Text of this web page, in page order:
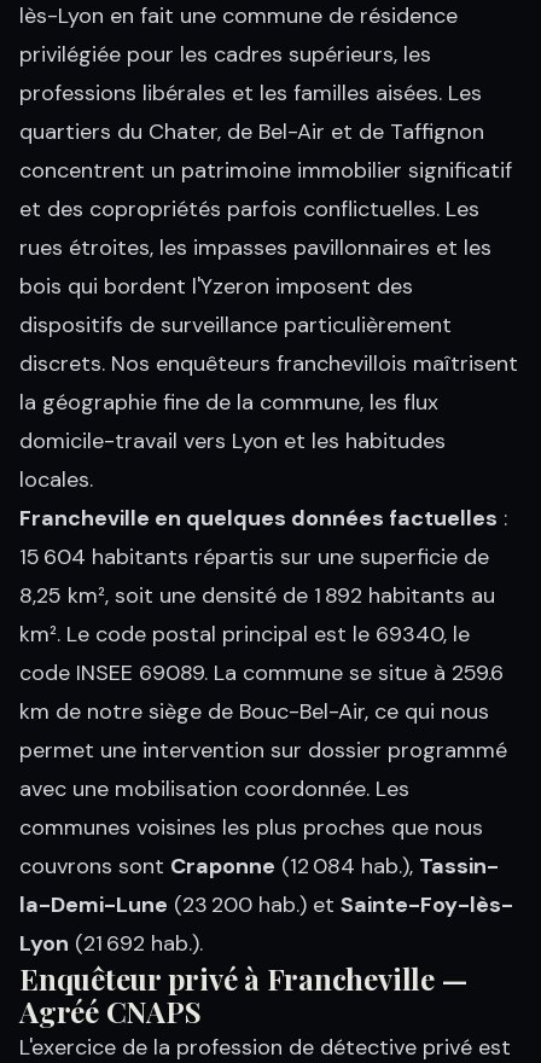
lès-Lyon en fait une commune de résidence
privilégiée pour les cadres supérieurs, les
professions libérales et les familles aisées. Les
quartiers du Chater, de Bel-Air et de Taffignon
concentrent un patrimoine immobilier significatif
et des copropriétés parfois conflictuelles. Les
rues étroites, les impasses pavillonnaires et les
bois qui bordent l'Yzeron imposent des
dispositifs de surveillance particulièrement
discrets. Nos enquêteurs franchevillois maîtrisent
la géographie fine de la commune, les flux
domicile-travail vers Lyon et les habitudes
locales.
Francheville en quelques données factuelles :
15 604 habitants répartis sur une superficie de
8,25 km², soit une densité de 1 892 habitants au
km². Le code postal principal est le 69340, le
code INSEE 69089. La commune se situe à 259.6
km de notre siège de Bouc-Bel-Air, ce qui nous
permet une intervention sur dossier programmé
avec une mobilisation coordonnée. Les
communes voisines les plus proches que nous
couvrons sont Craponne (12 084 hab.), Tassin-
la-Demi-Lune (23 200 hab.) et Sainte-Foy-lès-
Lyon (21 692 hab.).
Enquêteur privé à Francheville —
Agréé CNAPS
L'exercice de la profession de détective privé est